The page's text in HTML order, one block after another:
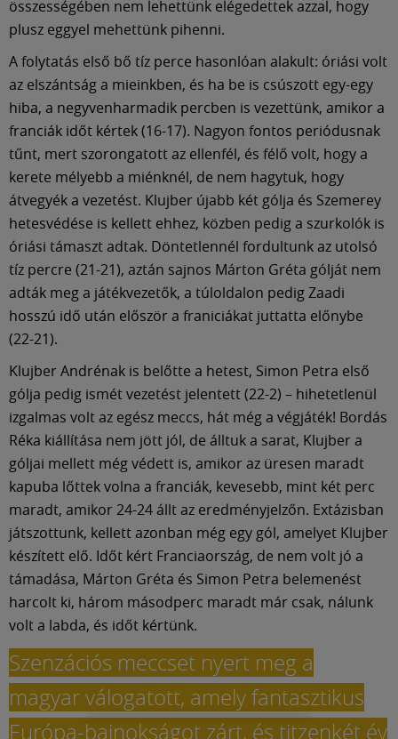
összességében nem lehettünk elégedettek azzal, hogy
plusz eggyel mehettünk pihenni.
A folytatás első bő tíz perce hasonlóan alakult: óriási volt
az elszántság a mieinkben, és ha be is csúszott egy-egy
hiba, a negyvenharmadik percben is vezettünk, amikor a
franciák időt kértek (16-17). Nagyon fontos periódusnak
tűnt, mert szorongatott az ellenfél, és félő volt, hogy a
kerete mélyebb a miénknél, de nem hagytuk, hogy
átvegyék a vezetést. Klujber újabb két gólja és Szemerey
hetesvédése is kellett ehhez, közben pedig a szurkolók is
óriási támaszt adtak. Döntetlennél fordultunk az utolsó
tíz percre (21-21), aztán sajnos Márton Gréta gólját nem
adták meg a játékvezetők, a túloldalon pedig Zaadi
hosszú idő után először a franiciákat juttatta előnybe
(22-21).
Klujber Andrénak is belőtte a hetest, Simon Petra első
gólja pedig ismét vezetést jelentett (22-2) – hihetetlenül
izgalmas volt az egész meccs, hát még a végjáték! Bordás
Réka kiállítása nem jött jól, de álltuk a sarat, Klujber a
góljai mellett még védett is, amikor az üresen maradt
kapuba lőttek volna a franciák, kevesebb, mint két perc
maradt, amikor 24-24 állt az eredményjelzőn. Extázisban
játszottunk, kellett azonban még egy gól, amelyet Klujber
készített elő. Időt kért Franciaország, de nem volt jó a
támadása, Márton Gréta és Simon Petra belemenést
harcolt ki, három másodperc maradt már csak, nálunk
volt a labda, és időt kértünk.
Szenzációs meccset nyert meg a
magyar válogatott, amely fantasztikus
Európa-bajnokságot zárt, és titzenkét év